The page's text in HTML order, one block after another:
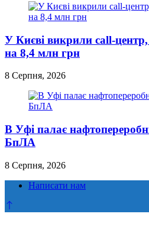
У Києві викрили call-
на 8,4 млн грн
8 Серпня, 2026
В Уфі палає
БпЛА
8 Серпня, 2026
Написати нам
Прокрутка
до